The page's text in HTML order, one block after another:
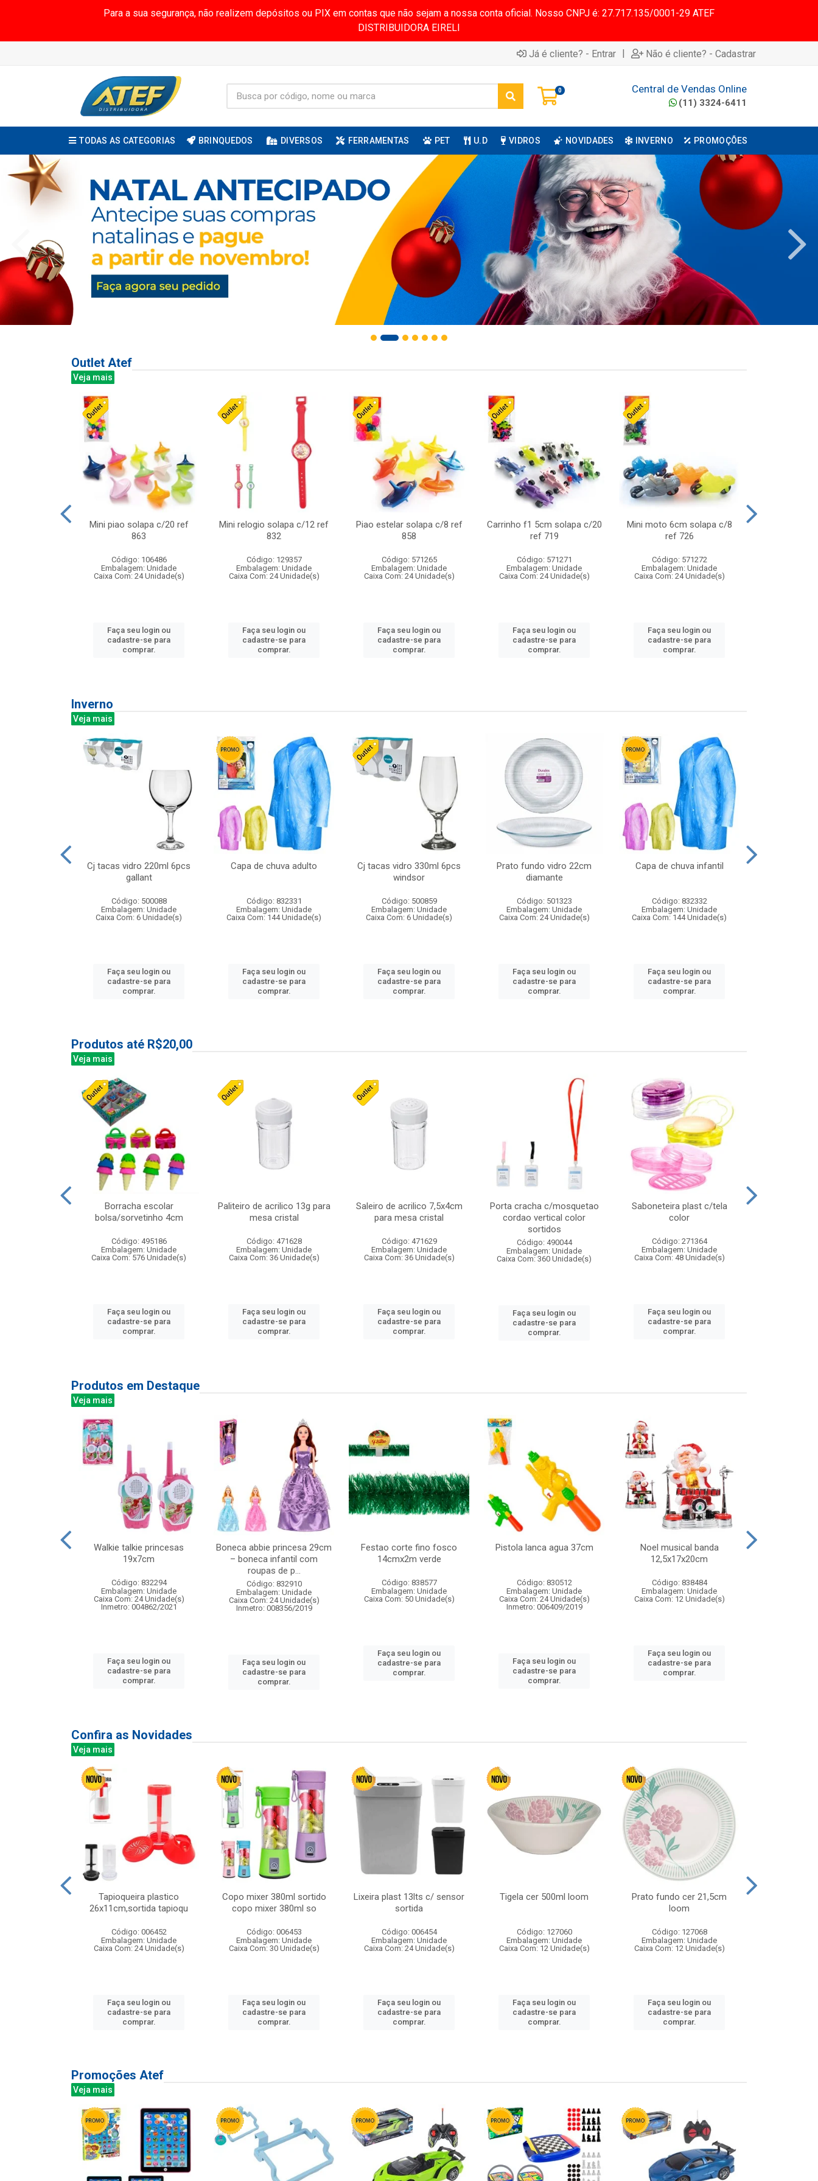
Para a sua segurança, não realizem depósitos ou PIX em contas que não sejam a nossa conta oficial. Nosso CNPJ é: 27.717.135/0001-29 ATEF
DISTRIBUIDORA EIRELI
Já é cliente? - Entrar | Não é cliente? - Cadastrar
0 Central de Vendas Online
(11) 3324-6411
TODAS AS CATEGORIAS BRINQUEDOS DIVERSOS FERRAMENTAS PET U.D VIDROS NOVIDADES INVERNO PROMOÇÕES
Outlet Atef
Veja mais
Mini piao solapa c/20 ref
863
Código: 106486
Embalagem: Unidade
Caixa Com: 24 Unidade(s)
Faça seu login ou
cadastre-se para
comprar.
Mini relogio solapa c/12 ref
832
Código: 129357
Embalagem: Unidade
Caixa Com: 24 Unidade(s)
Faça seu login ou
cadastre-se para
comprar.
Piao estelar solapa c/8 ref
858
Código: 571265
Embalagem: Unidade
Caixa Com: 24 Unidade(s)
Faça seu login ou
cadastre-se para
comprar.
Carrinho f1 5cm solapa c/20
ref 719
Código: 571271
Embalagem: Unidade
Caixa Com: 24 Unidade(s)
Faça seu login ou
cadastre-se para
comprar.
Mini moto 6cm solapa c/8
ref 726
Código: 571272
Embalagem: Unidade
Caixa Com: 24 Unidade(s)
Faça seu login ou
cadastre-se para
comprar.
Inverno
Veja mais
Cj tacas vidro 220ml 6pcs
gallant
Código: 500088
Embalagem: Unidade
Caixa Com: 6 Unidade(s)
Faça seu login ou
cadastre-se para
comprar.
Capa de chuva adulto
Código: 832331
Embalagem: Unidade
Caixa Com: 144 Unidade(s)
Faça seu login ou
cadastre-se para
comprar.
Cj tacas vidro 330ml 6pcs
windsor
Código: 500859
Embalagem: Unidade
Caixa Com: 6 Unidade(s)
Faça seu login ou
cadastre-se para
comprar.
Prato fundo vidro 22cm
diamante
Código: 501323
Embalagem: Unidade
Caixa Com: 24 Unidade(s)
Faça seu login ou
cadastre-se para
comprar.
Capa de chuva infantil
Código: 832332
Embalagem: Unidade
Caixa Com: 144 Unidade(s)
Faça seu login ou
cadastre-se para
comprar.
Produtos até R$20,00
Veja mais
Borracha escolar
bolsa/sorvetinho 4cm
Código: 495186
Embalagem: Unidade
Caixa Com: 576 Unidade(s)
Faça seu login ou
cadastre-se para
comprar.
Paliteiro de acrilico 13g para
mesa cristal
Código: 471628
Embalagem: Unidade
Caixa Com: 36 Unidade(s)
Faça seu login ou
cadastre-se para
comprar.
Saleiro de acrilico 7,5x4cm
para mesa cristal
Código: 471629
Embalagem: Unidade
Caixa Com: 36 Unidade(s)
Faça seu login ou
cadastre-se para
comprar.
Porta cracha c/mosquetao
cordao vertical color
sortidos
Código: 490044
Embalagem: Unidade
Caixa Com: 360 Unidade(s)
Faça seu login ou
cadastre-se para
comprar.
Saboneteira plast c/tela
color
Código: 271364
Embalagem: Unidade
Caixa Com: 48 Unidade(s)
Faça seu login ou
cadastre-se para
comprar.
Produtos em Destaque
Veja mais
Walkie talkie princesas
19x7cm
Código: 832294
Embalagem: Unidade
Caixa Com: 24 Unidade(s)
Inmetro: 004862/2021
Faça seu login ou
cadastre-se para
comprar.
Boneca abbie princesa 29cm
– boneca infantil com
roupas de p...
Código: 832910
Embalagem: Unidade
Caixa Com: 24 Unidade(s)
Inmetro: 008356/2019
Faça seu login ou
cadastre-se para
comprar.
Festao corte fino fosco
14cmx2m verde
Código: 838577
Embalagem: Unidade
Caixa Com: 50 Unidade(s)
Faça seu login ou
cadastre-se para
comprar.
Pistola lanca agua 37cm
Código: 830512
Embalagem: Unidade
Caixa Com: 24 Unidade(s)
Inmetro: 006409/2019
Faça seu login ou
cadastre-se para
comprar.
Noel musical banda
12,5x17x20cm
Código: 838484
Embalagem: Unidade
Caixa Com: 12 Unidade(s)
Faça seu login ou
cadastre-se para
comprar.
Confira as Novidades
Veja mais
Tapioqueira plastico
26x11cm,sortida tapioqu
Código: 006452
Embalagem: Unidade
Caixa Com: 24 Unidade(s)
Faça seu login ou
cadastre-se para
comprar.
Copo mixer 380ml sortido
copo mixer 380ml so
Código: 006453
Embalagem: Unidade
Caixa Com: 30 Unidade(s)
Faça seu login ou
cadastre-se para
comprar.
Lixeira plast 13lts c/ sensor
sortida
Código: 006454
Embalagem: Unidade
Caixa Com: 24 Unidade(s)
Faça seu login ou
cadastre-se para
comprar.
Tigela cer 500ml loom
Código: 127060
Embalagem: Unidade
Caixa Com: 12 Unidade(s)
Faça seu login ou
cadastre-se para
comprar.
Prato fundo cer 21,5cm
loom
Código: 127068
Embalagem: Unidade
Caixa Com: 12 Unidade(s)
Faça seu login ou
cadastre-se para
comprar.
Promoções Atef
Veja mais